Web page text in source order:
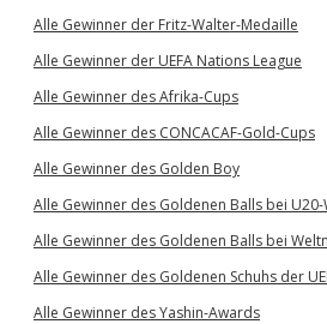
Alle Gewinner der Fritz-Walter-Medaille
Alle Gewinner der UEFA Nations League
Alle Gewinner des Afrika-Cups
Alle Gewinner des CONCACAF-Gold-Cups
Alle Gewinner des Golden Boy
Alle Gewinner des Goldenen Balls bei U20-
Alle Gewinner des Goldenen Balls bei
Alle Gewinner des Goldenen Schuhs der
Alle Gewinner des Yashin-Awards